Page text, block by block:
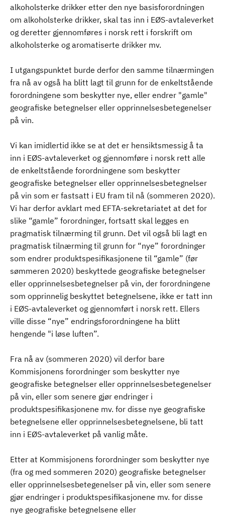
alkoholsterke drikker etter den nye basisforordningen
om alkoholsterke drikker, skal tas inn i EØS-avtaleverket
og deretter gjennomføres i norsk rett i forskrift om
alkoholsterke og aromatiserte drikker mv.
I utgangspunktet burde derfor den samme tilnærmingen
fra nå av også ha blitt lagt til grunn for de enkeltstående
forordningene som beskytter nye, eller endrer "gamle"
geografiske betegnelser eller opprinnelsesbetegenelser
på vin.
Vi kan imidlertid ikke se at det er hensiktsmessig å ta
inn i EØS-avtaleverket og gjennomføre i norsk rett alle
de enkeltstående forordningene som beskytter
geografiske betegnelser eller opprinnelsesbetegnelser
på vin som er fastsatt i EU fram til nå (sommeren 2020).
Vi har derfor avklart med EFTA-sekretariatet at det for
slike “gamle” forordninger, fortsatt skal legges en
pragmatisk tilnærming til grunn. Det vil også bli lagt en
pragmatisk tilnærming til grunn for “nye” forordninger
som endrer produktspesifikasjonene til “gamle” (før
sømmeren 2020) beskyttede geografiske betegnelser
eller opprinnelsesbetegnelser på vin, der forordningene
som opprinnelig beskyttet betegnelsene, ikke er tatt inn
i EØS-avtaleverket og gjennomført i norsk rett. Ellers
ville disse “nye” endringsforordningene ha blitt
hengende "i løse luften”.
Fra nå av (sommeren 2020) vil derfor bare
Kommisjonens forordninger som beskytter nye
geografiske betegnelser eller opprinnelsesbetegenelser
på vin, eller som senere gjør endringer i
produktspesifikasjonene mv. for disse nye geografiske
betegnelsene eller opprinnelsesbetegnelsene, bli tatt
inn i EØS-avtaleverket på vanlig måte.
Etter at Kommisjonens forordninger som beskytter nye
(fra og med sommeren 2020) geografiske betegnelser
eller opprinnelsesbetegenelser på vin, eller som senere
gjør endringer i produktspesifikasjonene mv. for disse
nye geografiske betegnelsene eller